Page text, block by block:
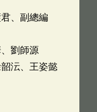
、副總編
劉師源
沄、王姿懿